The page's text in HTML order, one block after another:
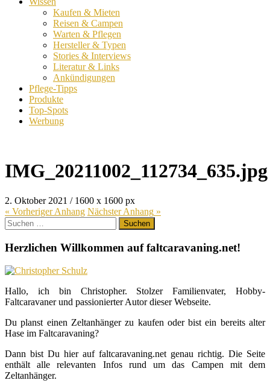
Kaufen & Mieten
Reisen & Campen
Warten & Pflegen
Hersteller & Typen
Stories & Interviews
Literatur & Links
Ankündigungen
Pflege-Tipps
Produkte
Top-Spots
Werbung
IMG_20211002_112734_635.jpg
2. Oktober 2021 / 1600 x 1600 px
« VorherigerAnhang NächsterAnhang »
Suchen
nach:
Herzlichen Willkommen auf faltcaravaning.net!
Hallo, ich bin Christopher. Stolzer Familienvater, Hobby-
Faltcaravaner und passionierter Autor dieser Webseite.
Du planst einen Zeltanhänger zu kaufen oder bist ein bereits alter
Hase im Faltcaravaning?
Dann bist Du hier auf faltcaravaning.net genau richtig. Die Seite
enthält alle relevanten Infos rund um das Campen mit dem
Zeltanhänger.